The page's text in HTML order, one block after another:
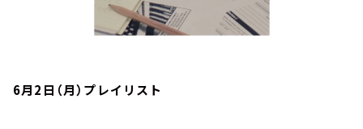
6月2日（月）プレイリスト